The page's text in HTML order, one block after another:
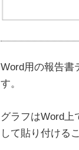
Word用の報告書
す。
グラフはWord上
して貼り付ける